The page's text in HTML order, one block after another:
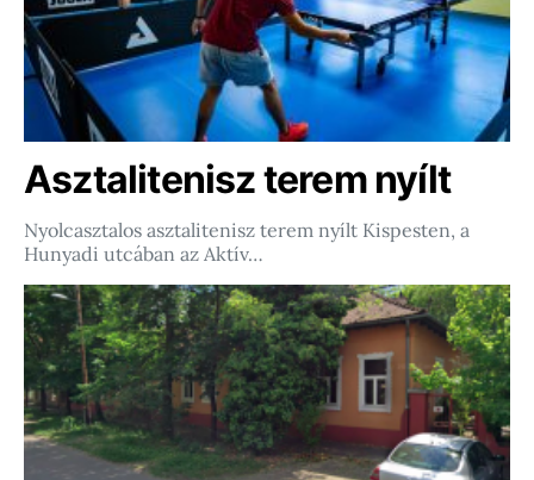
Asztalitenisz terem nyílt
Nyolcasztalos asztalitenisz terem nyílt Kispesten, a
Hunyadi utcában az Aktív…